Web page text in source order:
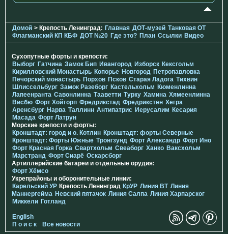
Домой > Крепость Ленинград: Главная ДОТ-музей Танковая ОТ
Флагманский КП КБФ ДОТ №20 Где это? План Ссылки Видео
Сухопутные форты и крепости:
Выборг Гатчина Замок Бип Ивангород Изборск Кексгольм
Кирилловский Монастырь Копорье Новгород Петропавловка
Печорcкий монастырь Порхов Псков Старая Ладога Тихвин
Шлиссельбург Замок Разеборг Кастельхольм Кюменлинна
Лапеенранта Савонлинна Тааветти Турку Хамина Хямеенлинна
Висбю Форт Хойторп Фредрикстад Фредрикстен Хегра
Аренсбург Нарва Таллинн Антипатрис Иерусалим Кесария
Масада Форт Латрун
Морские крепости и форты:
Кронштадт: город и о. Котлин Кронштадт: форты Северные
Кронштадт: Форты Южные Тронгзунд Форт Александр Форт Ино
Форт Красная Горка Свартхольм Свеаборг Ханко Ваксхольм
Марстранд Форт Сиарё Оскарсборг
Артиллерийские батареи и отдельные орудия:
Форт Хёмсо
Укрепрайоны и оборонительные линии:
Карельский УР Крепость Ленинград КрУР Линия ВТ Линия
Маннергейма Невский пятачок Линия Салпа Линия Харпарског
Миккели Готланд
English
П о и с к
Все новости